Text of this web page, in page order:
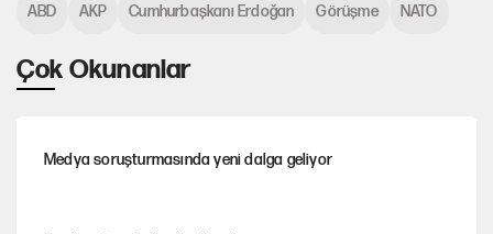
Çok Okunanlar
Medya soruşturmasında yeni dalga geliyor
ABD AKP Cumhurbaşkanı Erdoğan Görüşme NATO